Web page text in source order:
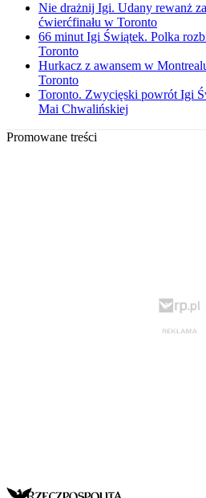
Nie drażnij Igi. Udany rewanż
ćwierćfinału w Toronto
66 minut Igi Świątek. Polka
Toronto
Hurkacz z awansem w
Toronto
Toronto. Zwycięski powrót Igi
Mai Chwalińskiej
Promowane treści